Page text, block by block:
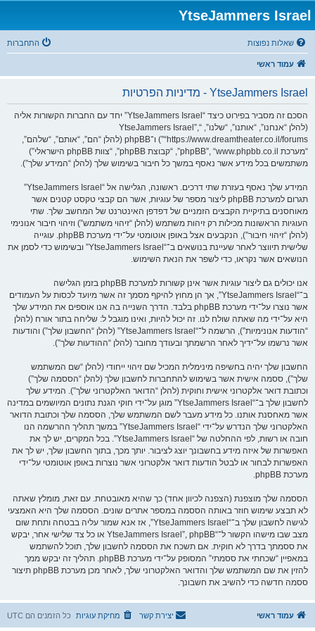
YtseJammers Israel
שאלות נפוצות התחברות
עמוד ראשי
YtseJammers Israel - מדיניות הפרטיות
הסכם זה מסביר בפירוט כיצד “YtseJammers Israel” יחד עם החברות הקשורות אליה
(להלן “אנחנו”, “אותנו”, “שלנו”, “YtseJammers Israel”,
“https://www.dreamtheater.co.il/forums”) ו־phpBB (להלן “הם”, “אותם”, “שלהם”,
“מערכת phpBB”, “www.phpbb.co.il”, “קבוצת phpBB”, “צוות phpBB הישראלי”)
משתמשים בכל מידע אשר נאסף במשך כל חיבור בשימוש שלך (להלן “המידע שלך”).
המידע שלך נאסף בעזרת שתי דרכים. ראשונה, הגלישה אל “YtseJammers Israel”
תגרום למערכת phpBB ליצור מספר של עוגיות, אשר הם קבצי טקסט קטנים אשר
מאוחסנים בתיקיית הקבצים הזמניים של דפדפן האינטרנט של המחשב שלך. שתי
העוגיות הראשונות מכילות רק זיהות משתמש (להלן “זיהוי משתמש”) וזיהוי חיבור אנונימי
(להלן “זיהוי חיבור”), הנקבעים אצל באופן אוטומטי על־ידי מערכת phpBB. עוגייה
שלישית תיווצר לאחר שעיינת בנושאים ב־“YtseJammers Israel” ובשימוש כדי לסמן את
הנושאים אשר נקראו, כדי לשפר את הנאת השימוש.
אנו יכולים גם ליצור עוגיות אשר אינן קשורות למערכת phpBB בזמן הגלישה
ב־“YtseJammers Israel”, אך הן מחוץ להיקף מסמך זה אשר מיועד לכסות על העמודים
אשר נוצרו על־ידי מערכת phpBB בלבד. הדרך השנייה בה אנו אוספים את המידע שלך
היא על־ידי מה שאתה שולח לנו. זה יכול להיות, ואינו מוגבל ל: שליחה בתור אורח (להלן
“הודעות אנונימיות”), הרשמה ל־“YtseJammers Israel” (להלן “החשבון שלך”) והודעות
אשר נרשמו על־ידיך לאחר הרשמתך ובעודך מחובר (להלן “ההודעות שלך”).
החשבון שלך יהיה בחשיפה מינימלית המכיל שם זיהוי ייחודי (להלן “שם המשתמש
שלך”), ססמה אישית אשר בשימוש להתחברות לחשבון שלך (להלן “הססמה שלך”)
וכתובת דואר אלקטרוני אישית וחוקית (להלן “הדואר האלקטרוני שלך”). המידע שלך
לחשבון שלך ב־“YtseJammers Israel” מוגן על־ידי חוקי הגנת נתונים המיושמים במדינה
אשר מאחסנת אותנו. כל מידע מעבר לשם המשתמש שלך, הססמה שלך וכתובת הדואר
האלקטרוני שלך הנדרש על־ידי “YtseJammers Israel” במשך תהליך ההרשמה הנו
חובה או רשות, לפי ההחלטה של “YtseJammers Israel”. בכל המקרים, יש לך את
האפשרות של איזה מידע בחשבונך יוצג לציבור. יותך מכך, בתוך החשבון שלך, יש לך את
האפשרות לבחור או לבטל הודעות דואר אלקטרוני אשר נוצרות באופן אוטומטי על־ידי
מערכת phpBB.
הססמה שלך מוצפנת (הצפנה לכיוון אחד) כך שהיא מאובטחת. עם זאת, מומלץ שאתה
לא תבצע שימוש חוזר באותה הססמה במספר אתרים שונים. הססמה שלך היא האמצעי
לגישה לחשבון שלך ב־“YtseJammers Israel”, אז אנא שמור עליה בבטחה ותחת שום
מצב שבו מישהו הקשור ל־“YtseJammers Israel”, phpBB או כל צד שלישי אחר, יבקש
את ססמתך בדרך לא חוקית. אם תשכח את הססמה לחשבון שלך, תוכל להשתמש
במאפיין “שכחתי את ססמתי” המסופק על־ידי מערכת phpBB. תהליך זה יבקש ממך
להזין את שם המשתמש שלך והדואר האלקטרוני שלך, לאחר מכן מערכת phpBB תיצור
ססמה חדשה כדי להשיב את חשבונך.
עמוד ראשי כל הזמנים הם UTC מחיקת עוגיות יצירת קשר